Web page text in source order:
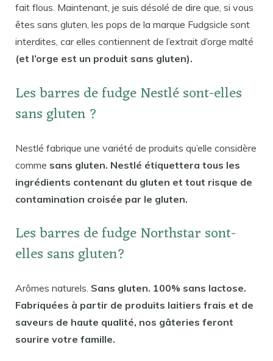
fait flous. Maintenant, je suis désolé de dire que, si vous
êtes sans gluten, les pops de la marque Fudgsicle sont
interdites, car elles contiennent de l’extrait d’orge malté
(et l’orge est un produit sans gluten).
Les barres de fudge Nestlé sont-elles
sans gluten ?
Nestlé fabrique une variété de produits qu’elle considère
comme sans gluten. Nestlé étiquettera tous les
ingrédients contenant du gluten et tout risque de
contamination croisée par le gluten.
Les barres de fudge Northstar sont-
elles sans gluten?
Arômes naturels. Sans gluten. 100% sans lactose.
Fabriquées à partir de produits laitiers frais et de
saveurs de haute qualité, nos gâteries feront
sourire votre famille.